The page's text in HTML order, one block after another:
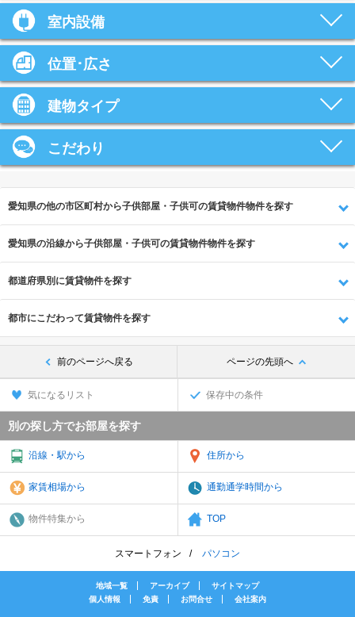
室内設備
位置･広さ
建物タイプ
こだわり
愛知県の他の市区町村から子供部屋・子供可の賃貸物件物件を探す
愛知県の沿線から子供部屋・子供可の賃貸物件物件を探す
都道府県別に賃貸物件を探す
都市にこだわって賃貸物件を探す
前のページへ戻る ページの先頭へ
気になるリスト 保存中の条件
別の探し方でお部屋を探す
沿線・駅から 住所から
家賃相場から 通勤通学時間から
物件特集から TOP
スマートフォン パソコン
地域一覧 アーカイブ
サイトマップ
個人情報
免責 お問合せ 会社案内